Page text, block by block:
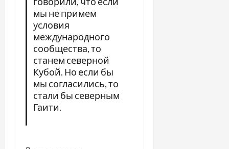
мы не примем
условия
международного
сообщества, то
станем северной
Кубой. Но если бы
мы согласились, то
стали бы северным
Гаити.